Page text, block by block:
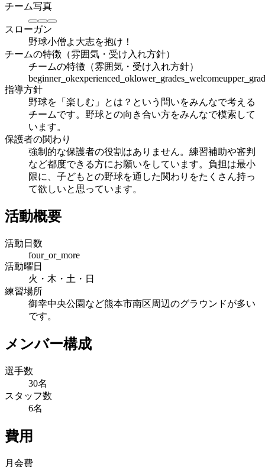
チーム写真
スローガン
野球小僧よ大志を抱け！
チームの特徴（雰囲気・受け入れ方針）
チームの特徴（雰囲気・受け入れ方針）
beginner_okexperienced_oklower_grades_welcome
指導方針
野球を「楽しむ」とは？という問いをみんなで考える
チームです。野球との向き合い方をみんなで模索して
います。
保護者の関わり
強制的な保護者の役割はありません。練習補助や審判
など都度できる方にお願いをしています。負担は最小
限に、子どもとの野球を通した関わりをたくさん持っ
て欲しいと思っています。
活動概要
活動日数
four_or_more
活動曜日
火・木・土・日
練習場所
御幸中央公園など熊本市南区周辺のグラウンドが多い
です。
メンバー構成
選手数
30名
スタッフ数
6名
費用
月会費